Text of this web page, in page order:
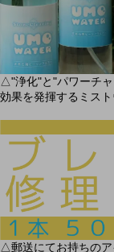
△"浄化"と"パワーチ
効果を発揮するミスト
△郵送にてお持ちのア